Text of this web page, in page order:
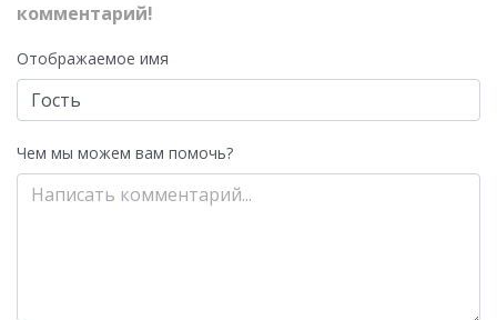
комментарий!
Отображаемое имя
Чем мы можем вам помочь?